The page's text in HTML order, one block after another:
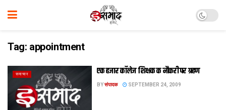
Tag: appointment
समाचार एक हजार कॉलेज शिक्षक क नौकरी पर ग्रहण
BYसंपादक SEPTEMBER 24, 2009